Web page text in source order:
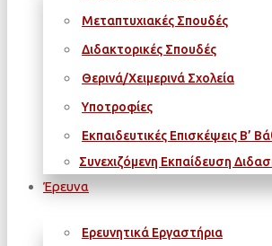
Μεταπτυχιακές Σπουδές
Διδακτορικές Σπουδές
Θερινά/Χειμερινά Σχολεία
Υποτροφίες
Εκπαιδευτικές Επισκέψεις Β’
Συνεχιζόμενη Εκπαίδευση
Έρευνα
Ερευνητικά Εργαστήρια